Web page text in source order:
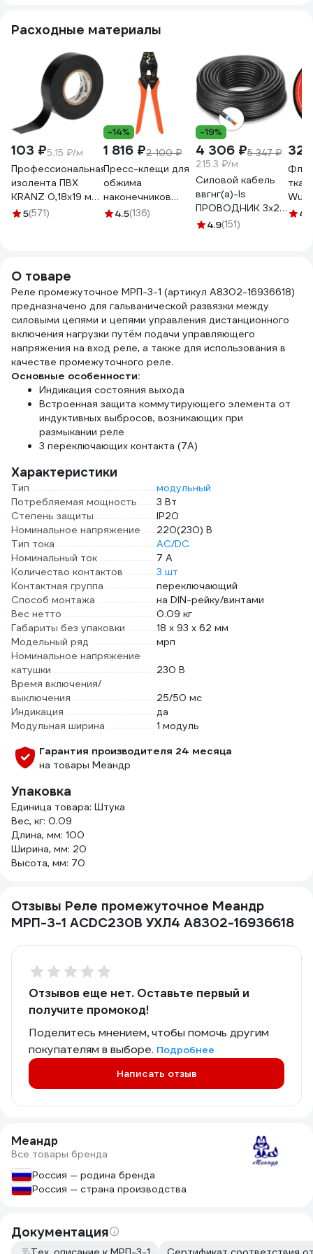
50Гц/пост.
A8223-80109216
Расходные материалы
103 ₽5.15 ₽/м
Профессиональная
изолента ПВХ
KRANZ 0,18х19 мм,
20 м, черная KR-
5(571)
-14%
1 816 ₽2 100 ₽
Пресс-клещи для
обжима
наконечников
Gigant GECT-04
4.5(136)
-19%
4 306 ₽5 347 ₽
215.3 ₽/м
Силовой кабель
ввгнг(a)-ls
ПРОВОДНИК 3x2.5
мм2, 20м
4.9(151)
4.3
О товаре
Реле промежуточное МРП-3-1 (артикул A8302-16936618)
предназначено для гальванической развязки между
силовыми цепями и цепями управления дистанционного
включения нагрузки путём подачи управляющего
напряжения на вход реле, а также для использования в
качестве промежуточного реле.
Основные особенности:
Индикация состояния выхода
Встроенная защита коммутирующего элемента от
индуктивных выбросов, возникающих при
размыкании реле
3 переключающих контакта (7А)
Характеристики
Тип
модульный
Потребляемая мощность
3 Вт
Степень защиты
IP20
Номинальное напряжение
220(230) В
Тип тока
AC/DC
Номинальный ток
7 А
Количество контактов
3 шт
Контактная группа
переключающий
Способ монтажа
на DIN-рейку/винтами
Вес нетто
0.09 кг
Габариты без упаковки
18 х 93 х 62 мм
Модельный ряд
мрп
Номинальное напряжение
катушки
230 В
Время включения/
выключения
25/50 мс
Индикация
да
Модульная ширина
1 модуль
Гарантия производителя 24 месяца
на товары Меандр
Упаковка
Единица товара: Штука
Вес, кг: 0.09
Длина, мм: 100
Ширина, мм: 20
Высота, мм: 70
Отзывы Реле промежуточное Меандр
МРП-3-1 ACDC230В УХЛ4 A8302-16936618
Отзывов еще нет. Оставьте первый и
получите промокод!
Поделитесь мнением, чтобы помочь другим
покупателям в выборе. Подробнее
Написать отзыв
Меандр
Все товары бренда
Россия — родина бренда
Россия — страна производства
Документация